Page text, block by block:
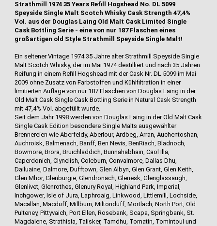
Strathmill 1974 35 Years Refill Hogshead No. DL 5099
Speyside Single Malt Scotch Whisky Cask Strength 47,4%
Vol. aus der Douglas Laing Old Malt Cask Limited Single
Cask Bottling Serie - eine von nur 187 Flaschen eines
großartigen old Style Strathmill Speyside Single Malt!
Ein seltener Vintage 1974 35 Jahre alter Strathmill Speyside Single
Malt Scotch Whisky, der im Mai 1974 destilliert und nach 35 Jahren
Reifung in einem Refill Hogshead mit der Cask Nr. DL 5099 im Mai
2009 ohne Zusatz von Farbstoffen und Kühlfiltration in einer
limitierten Auflage von nur 187 Flaschen von Douglas Laing in der
Old Malt Cask Single Cask Bottling Serie in Natural Cask Strength
mit 47,4% Vol. abgefüllt wurde.
Seit dem Jahr 1998 werden von Douglas Laing in der Old Malt Cask
Single Cask Edition besondere Single Malts ausgewählter
Brennereien wie Aberfeldy, Aberlour, Ardbeg, Arran, Auchentoshan,
Auchroisk, Balmenach, Banff, Ben Nevis, BenRiach, Bladnoch,
Bowmore, Brora, Bruichladdich, Bunnahabhain, Caol Illa,
Caperdonich, Clynelish, Coleburn, Convalmore, Dallas Dhu,
Dailuaine, Dalmore, Dufftown, Glen Albyn, Glen Grant, Glen Keith,
Glen Mhor, Glenburgie, Glendronach, Glenesk, Glenglassaugh,
Glenlivet, Glenrothes, Glenury Royal, Highland Park, Imperial,
Inchgower, Isle of Jura, Laphroaig, Linkwood, Littlemill, Lochside,
Macallan, Macduff, Millburn, Miltonduff, Mortlach, North Port, Old
Pulteney, Pittyvaich, Port Ellen, Rosebank, Scapa, Springbank, St.
Magdalene, Strathisla, Talisker, Tamdhu, Tomatin, Tomintoul und